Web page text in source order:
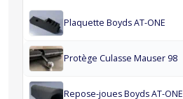
Plaquette Boyds AT-ONE
Protège Culasse Mauser 98
Repose-joues Boyds AT-ONE